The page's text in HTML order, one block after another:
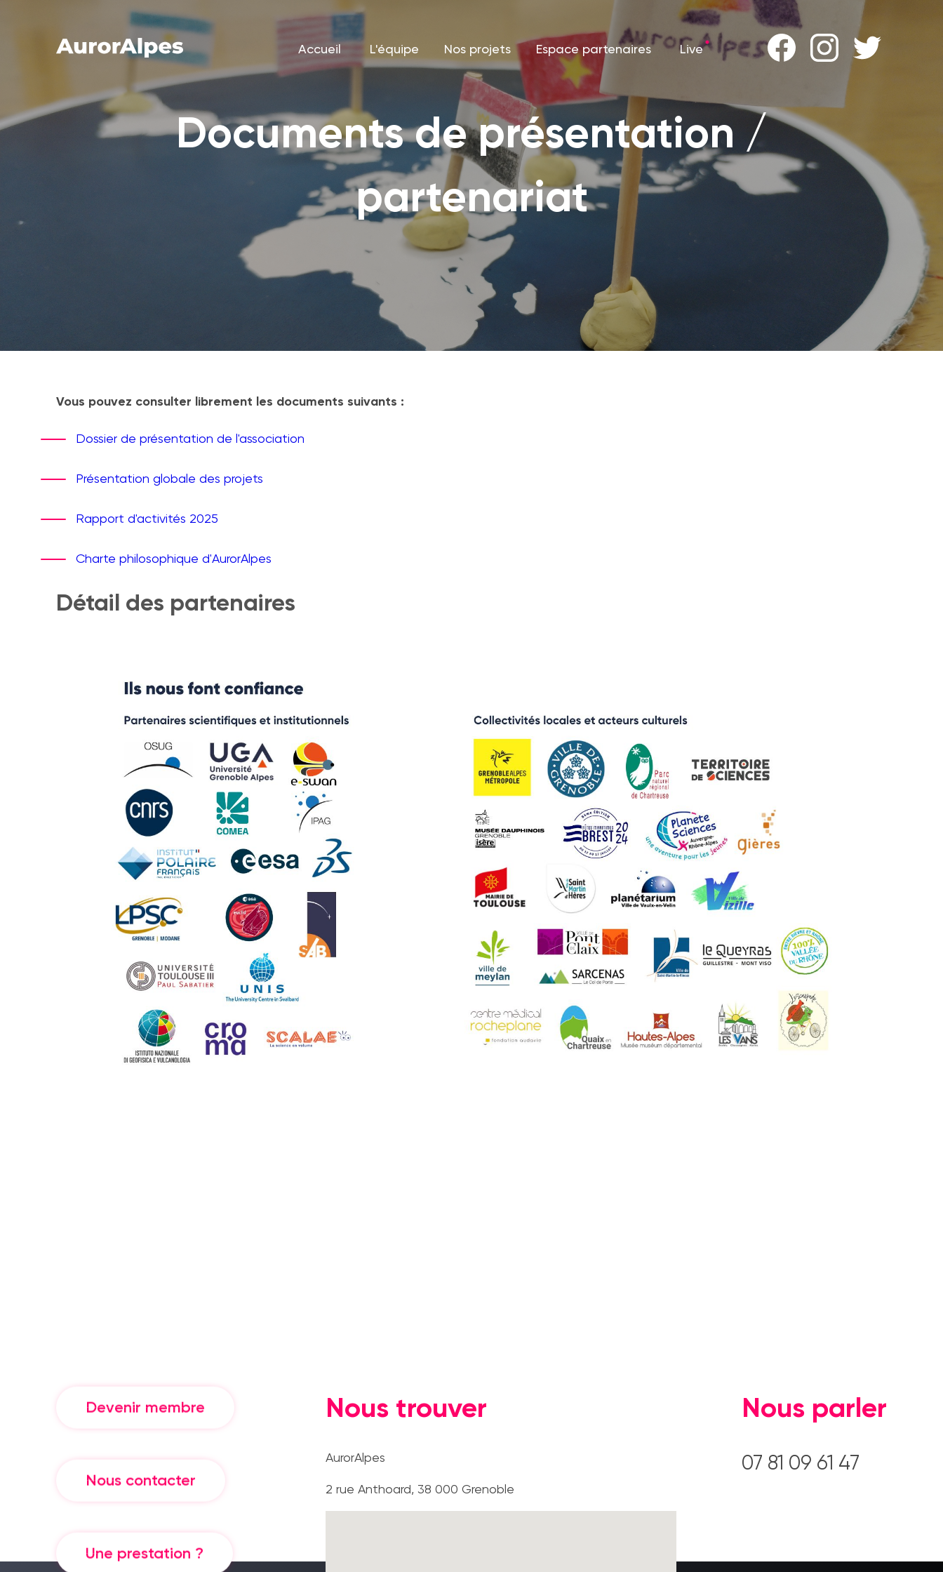
Accueil
L'équipe
Nos projets
Espace partenaires
Espace partenaires
Live
Live
Documents de présentation /
partenariat
Vous pouvez consulter librement les documents suivants :
Dossier de présentation de l'association
Présentation globale des projets
Rapport d'activités 2025
Charte philosophique d'AurorAlpes
Détail des partenaires
Nous trouver
AurorAlpes
2 rue Anthoard, 38 000 Grenoble
Nous parler
07 81 09 61 47